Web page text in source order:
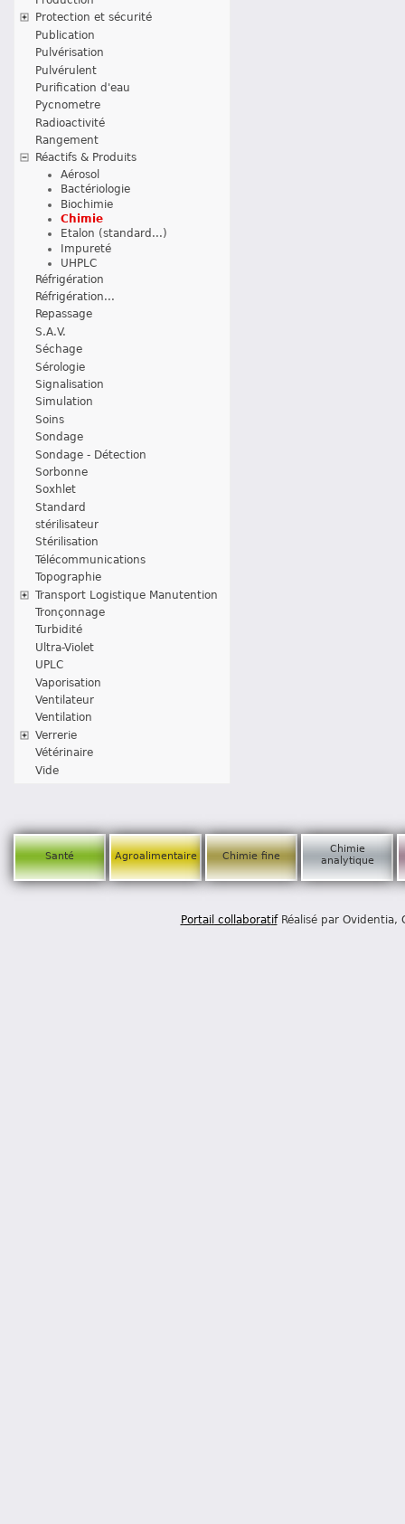
Protection et sécurité
Publication
Pulvérisation
Pulvérulent
Purification d'eau
Pycnometre
Radioactivité
Rangement
Réactifs & Produits
Aérosol
Bactériologie
Biochimie
Chimie
Etalon (standard...)
Impureté
UHPLC
Réfrigération
Réfrigération...
Repassage
S.A.V.
Séchage
Sérologie
Signalisation
Simulation
Soins
Sondage
Sondage - Détection
Sorbonne
Soxhlet
Standard
stérilisateur
Stérilisation
Télécommunications
Topographie
Transport Logistique Manutention
Tronçonnage
Turbidité
Ultra-Violet
UPLC
Vaporisation
Ventilateur
Ventilation
Verrerie
Vétérinaire
Vide
Santé Agroalimentaire Chimie fine
Chimie
analytique
Portail collaboratifRéalisé par Ovidentia,